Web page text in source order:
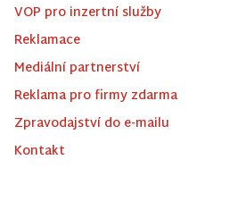
VOP pro inzertní služby
Reklamace
Mediální partnerství
Reklama pro firmy zdarma
Zpravodajství do e-mailu
Kontakt